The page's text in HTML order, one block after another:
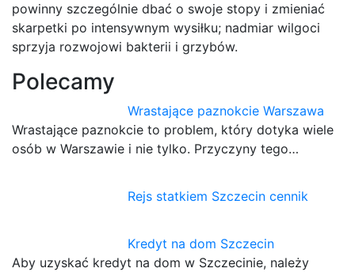
powinny szczególnie dbać o swoje stopy i zmieniać
skarpetki po intensywnym wysiłku; nadmiar wilgoci
sprzyja rozwojowi bakterii i grzybów.
Polecamy
Wrastające paznokcie Warszawa
Wrastające paznokcie to problem, który dotyka wiele
osób w Warszawie i nie tylko. Przyczyny tego…
Rejs statkiem Szczecin cennik
Kredyt na dom Szczecin
Aby uzyskać kredyt na dom w Szczecinie, należy